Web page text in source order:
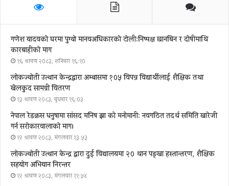
गणेश यादवको घरमा पुग्याे मानवअधिकारकाे टोली:निष्पक्ष छानबिन र दोषीमाथि
कारबाहीको माग
१६ श्रावण २०८३, शनिबार १६:१०
लोकज्योती उत्थान केन्द्रद्वारा अम्बासमा १०५ विपन्न विद्यार्थीलाई शैक्षिक तथा
खेलकुद सामग्री वितरण
१३ श्रावण २०८३, बुधबार १६:०३
नेपाल रेडक्रस धनुषामा सांसद मनिष झा को मनोमानी: नवगठित तदर्थ समिति खारेजी
गर्न सरोकारवालाको माग।
१२ श्रावण २०८३, मंगलवार १३:५३
लोकज्योती उत्थान केन्द्र द्वारा दुई विद्यालयमा २० थान पङ्खा हस्तान्तरण, शैक्षिक
सहयोग अभियान निरन्तर
१२ श्रावण २०८३, मंगलवार ११:५४